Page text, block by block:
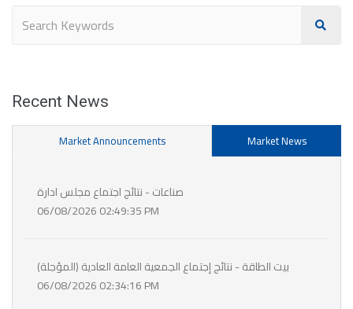
Recent News
Market Announcements Market News
صناعات - نتائج اجتماع مجلس ادارة
06/08/2026 02:49:35 PM
بيت الطاقة - نتائج إجتماع الجمعية العامة العادية (المؤجلة)
06/08/2026 02:34:16 PM